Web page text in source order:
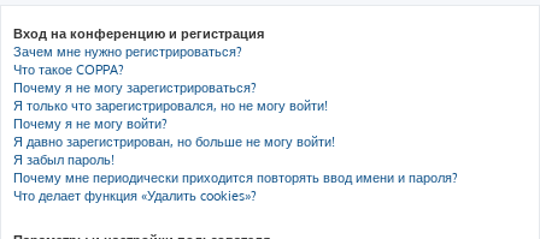
Вход на конференцию и регистрация
Зачем мне нужно регистрироваться?
Что такое COPPA?
Почему я не могу зарегистрироваться?
Я только что зарегистрировался, но не могу войти!
Почему я не могу войти?
Я давно зарегистрирован, но больше не могу войти!
Я забыл пароль!
Почему мне периодически приходится повторять ввод имени и пароля?
Что делает функция «Удалить cookies»?